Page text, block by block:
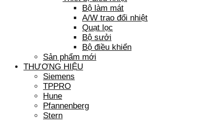
Bộ làm mát
A/W trao đổi nhiệt
Quạt lọc
Bộ sưởi
Bộ điều khiển
Sản phẩm mới
THƯƠNG HIỆU
Siemens
TPPRO
Hune
Pfannenberg
Stern